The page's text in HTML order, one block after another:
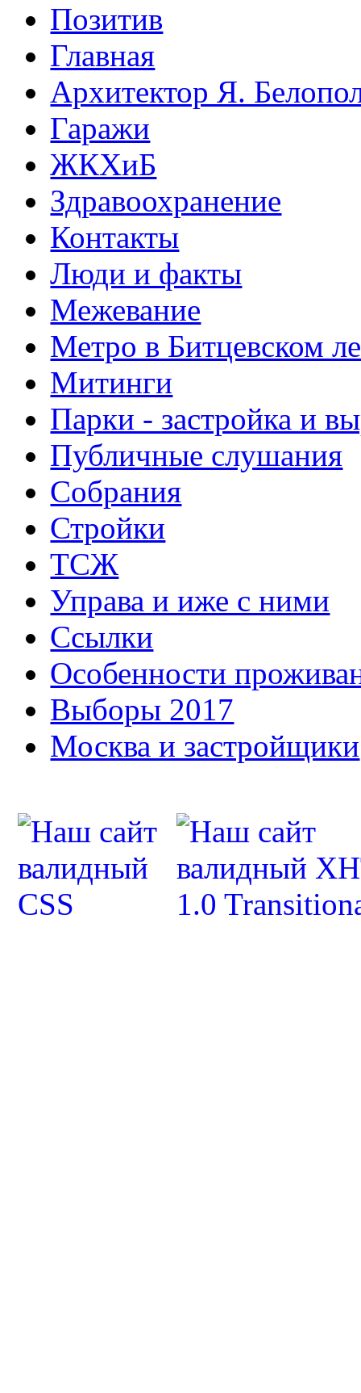
Позитив
Главная
Архитектор Я.
Гаражи
ЖКХиБ
Здравоохранение
Контакты
Люди и факты
Межевание
Метро в Битцевском
Митинги
Парки - застройка и
Публичные слушания
Собрания
Стройки
ТСЖ
Управа и иже с ними
Ссылки
Особенности
Выборы 2017
Москва и застройщики